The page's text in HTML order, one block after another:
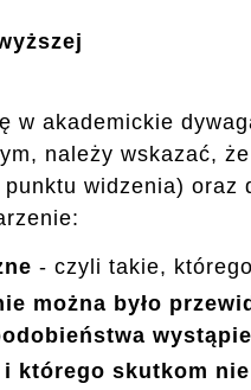
w akademickie
należy wskazać,
widzenia) oraz
- czyli takie,
można było
i którego skutkom